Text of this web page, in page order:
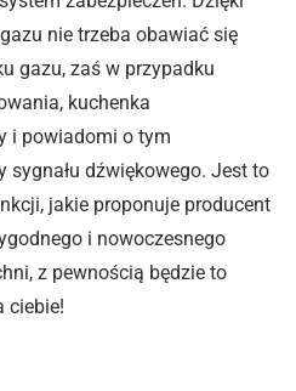
nie trzeba obawiać się
gazu, zaś w przypadku
kuchenka
i powiadomi o tym
dźwiękowego. Jest to
jakie proponuje producent
i nowoczesnego
z pewnością będzie to
ciebie!